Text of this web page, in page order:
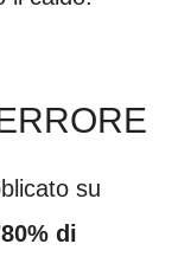
su
80% di